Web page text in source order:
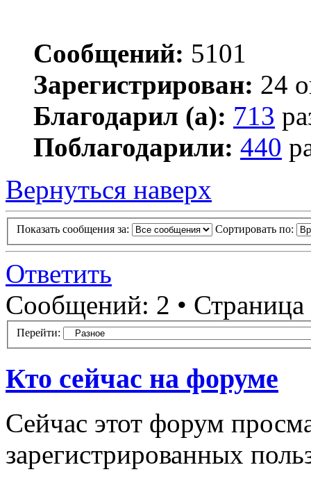
Сообщений: 5101
Зарегистрирован: 24
Благодарил (а): 713
Поблагодарили: 440
Вернуться наверх
Показать сообщения за: Сортировать по:
Ответить
Сообщений: 2 • Страница
Перейти:
Кто сейчас на форуме
Сейчас этот форум
зарегистрированных